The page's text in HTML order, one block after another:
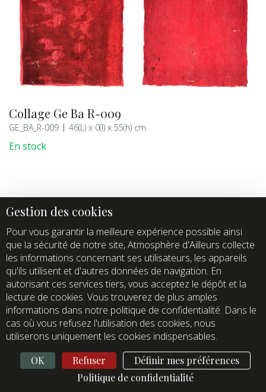
Collage Ge Ba R-009
GE_BA_R-009 46(L) x 0(l) x 55(h) cm
En stock
Collage Ge Ba R-007
GE_BA_R-007 46(L) x 0(l) x 55(h) cm
Pour vous garantir la meilleure expérience possible ainsi
que la sécurité de notre site, Atmosphère d'Ailleurs collecte
les informations concernant ses utilisateurs, les appareils
qu'ils utilisent et d'autres données de navigation. En
autorisant ces services tiers, vous acceptez le dépôt et la
lecture de cookies. Vous trouverez de plus amples
informations dans notre politique de confidentialité. Dans le
cas où vous refusez l'utilisation des cookies, nous
utiliserons uniquement les cookies indispensables.
OK Refuser
Définir mes préférences
Politique de confidentialité